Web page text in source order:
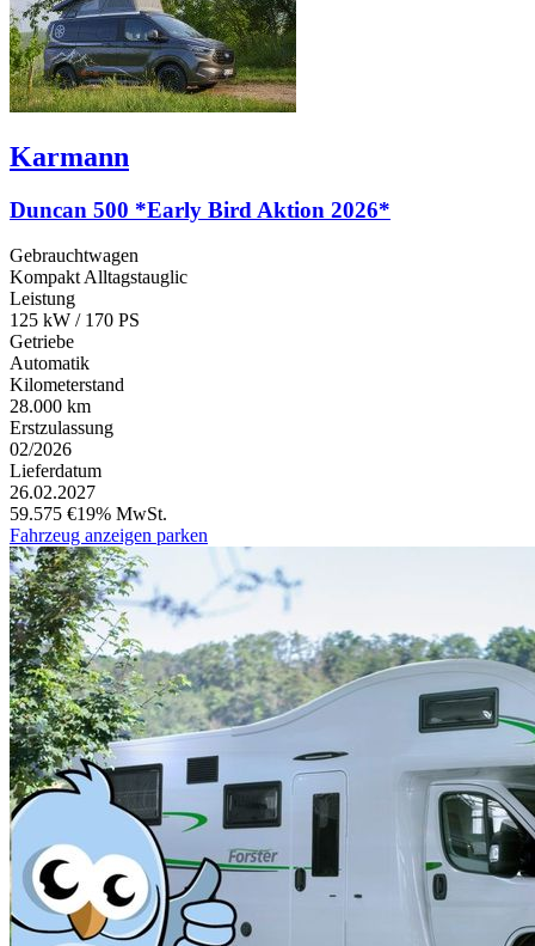
Karmann
Duncan 500 *Early Bird Aktion 2026*
Gebrauchtwagen
Kompakt Alltagstauglic
Leistung
125 kW / 170 PS
Getriebe
Automatik
Kilometerstand
28.000 km
Erstzulassung
02/2026
Lieferdatum
26.02.2027
59.575 €19% MwSt.
Fahrzeug anzeigen parken